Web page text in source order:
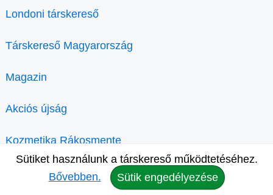
Londoni társkereső
Társkereső Magyarország
Magazin
Akciós újság
Kozmetika Rákosmente
Sütiket használunk a társkereső működtetéséhez.
Bővebben.
Sütik engedélyezése